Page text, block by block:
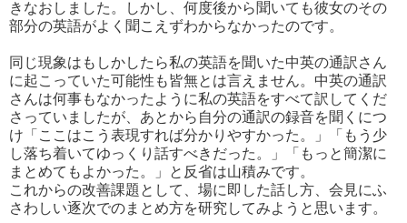
きなおしました。しかし、何度後から聞いても彼女のその
部分の英語がよく聞こえずわからなかったのです。
同じ現象はもしかしたら私の英語を聞いた中英の通訳さん
に起こっていた可能性も皆無とは言えません。中英の通訳
さんは何事もなかったように私の英語をすべて訳してくだ
さっていましたが、あとから自分の通訳の録音を聞くにつ
け「ここはこう表現すれば分かりやすかった。」「もう少
し落ち着いてゆっくり話すべきだった。」「もっと簡潔に
まとめてもよかった。」と反省は山積みです。
これからの改善課題として、場に即した話し方、会見にふ
さわしい逐次でのまとめ方を研究してみようと思います。